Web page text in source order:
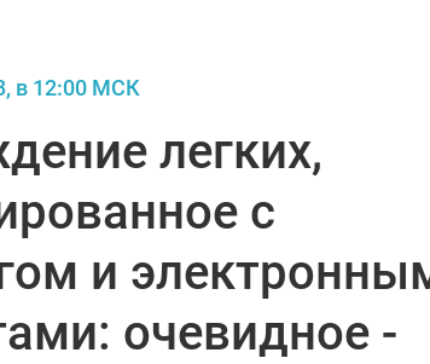
в 12:00 МСК
легких,
с
и
очевидное -